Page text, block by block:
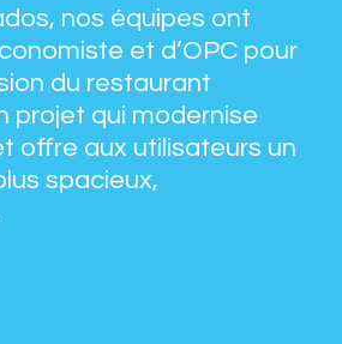
nos équipes ont
et d’OPC pour
du restaurant
projet qui modernise
offre aux utilisateurs un
spacieux,